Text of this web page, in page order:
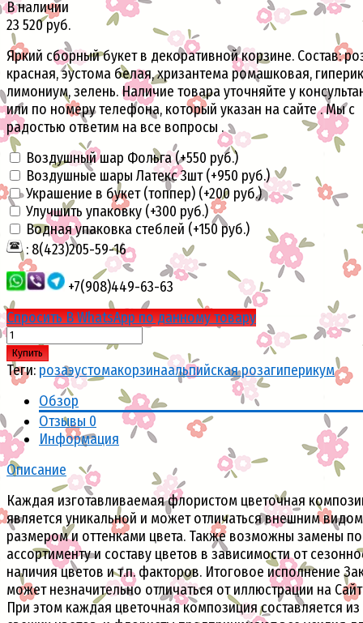
В наличии
23 520 руб.
Яркий сборный букет в декоративной корзине. Состав:
красная, эустома белая, хризантема ромашковая,
лимониум, зелень. Наличие товара уточняйте у
или по номеру телефона, который указан на сайте . Мы с
радостью ответим на все вопросы .
Воздушный шар Фольга (+550 руб.)
Воздушные шары Латекс 3шт (+950 руб.)
Украшение в букет (топпер) (+200 руб.)
Улучшить упаковку (+300 руб.)
Водная упаковка стеблей (+150 руб.)
: 8(423)205-59-16
+7(908)449-63-63
Спросить В WhatsApp по данному товару
Купить
Теги: розаэустомакорзинаальпийская розагиперикум
Обзор
Отзывы 0
Информация
Описание
Каждая изготавливаемая флористом цветочная
является уникальной и может отличаться внешним
размером и оттенками цвета. Также возможны замены по
ассортименту и составу цветов в зависимости от
наличия цветов и т.п. факторов. Итоговое исполнение
может незначительно отличаться от иллюстрации на
При этом каждая цветочная композиция составляется из